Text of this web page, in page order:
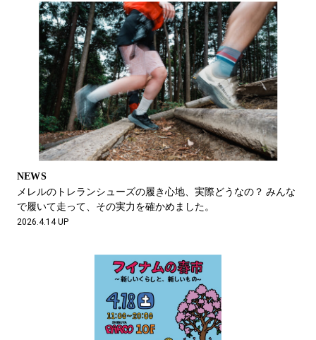
NEWS
メレルのトレランシューズの履き心地、実際どうなの？ みんな
で履いて走って、その実力を確かめました。
2026.4.14 UP